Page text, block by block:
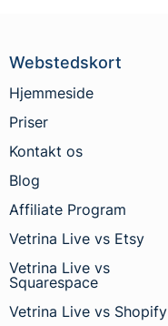
Webstedskort
Hjemmeside
Priser
Kontakt os
Blog
Affiliate Program
Vetrina Live vs Etsy
Vetrina Live vs
Squarespace
Vetrina Live vs Shopify